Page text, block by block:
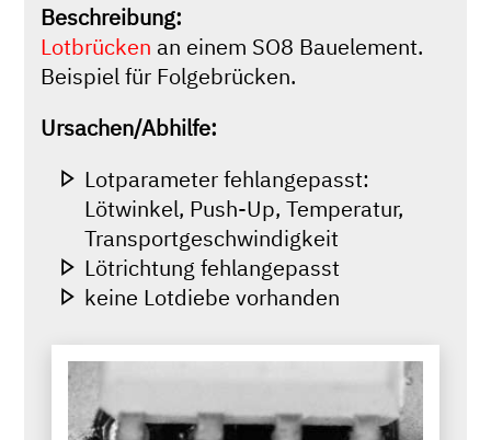
Beschreibung:
Lotbrücken an einem SO8 Bauelement.
Beispiel für Folgebrücken.
Ursachen/Abhilfe:
Lotparameter fehlangepasst:
Lötwinkel, Push-Up, Temperatur,
Transportgeschwindigkeit
Lötrichtung fehlangepasst
keine Lotdiebe vorhanden